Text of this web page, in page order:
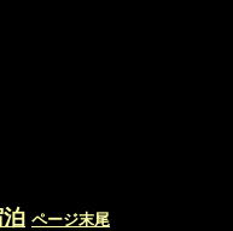
ページ末尾